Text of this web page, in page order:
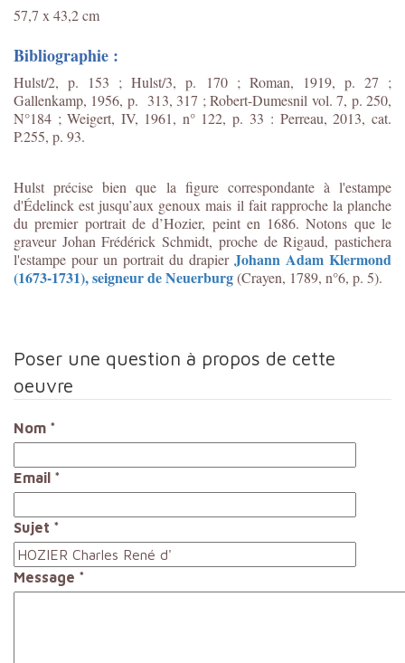
57,7 x 43,2 cm
Bibliographie :
Hulst/2, p. 153 ; Hulst/3, p. 170 ; Roman, 1919, p. 27 ;
Gallenkamp, 1956, p. 313, 317 ; Robert-Dumesnil vol. 7, p. 250,
N°184 ; Weigert, IV, 1961, n° 122, p. 33 : Perreau, 2013, cat.
P.255, p. 93.
Hulst précise bien que la figure correspondante à l'estampe
d'Édelinck est jusqu’aux genoux mais il fait rapproche la planche
du premier portrait de d’Hozier, peint en 1686. Notons que le
graveur Johan Frédérick Schmidt, proche de Rigaud, pastichera
l'estampe pour un portrait du drapier Johann Adam Klermond
(1673-1731), seigneur de Neuerburg(Crayen, 1789, n°6, p. 5).
Poser une question à propos de cette
oeuvre
Nom *
Email *
Sujet *
Message *